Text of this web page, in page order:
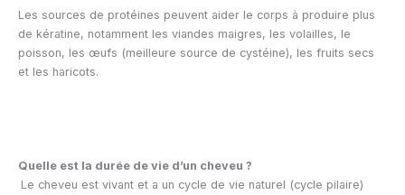
Les sources de protéines peuvent aider le corps à produire plus
de kératine, notamment les viandes maigres, les volailles, le
poisson, les œufs (meilleure source de cystéine), les fruits secs
et les haricots.
Quelle est la durée de vie d’un cheveu ?
Le cheveu est vivant et a un cycle de vie naturel (cycle pilaire)